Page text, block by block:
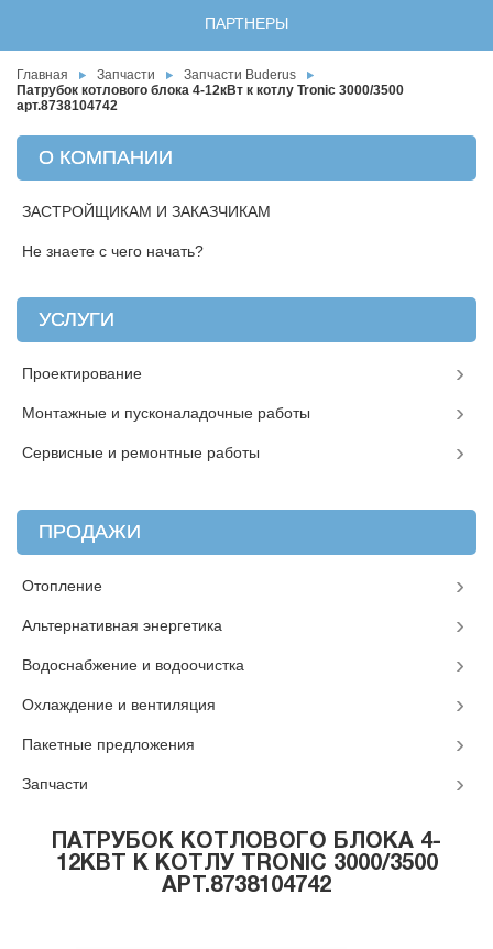
ПАРТНЕРЫ
Главная Запчасти
Запчасти Buderus
Патрубок котлового блока 4-12кВт к котлу Tronic 3000/3500
арт.8738104742
ПАТРУБОК КОТЛОВОГО БЛОКА 4-
12КВТ К КОТЛУ TRONIC 3000/3500
АРТ.8738104742
О КОМПАНИИ
ЗАСТРОЙЩИКАМ И ЗАКАЗЧИКАМ
Не знаете с чего начать?
УСЛУГИ
Проектирование
Монтажные и пусконаладочные работы
Сервисные и ремонтные работы
ПРОДАЖИ
Отопление
Альтернативная энергетика
Водоснабжение и водоочистка
Охлаждение и вентиляция
Пакетные предложения
Запчасти